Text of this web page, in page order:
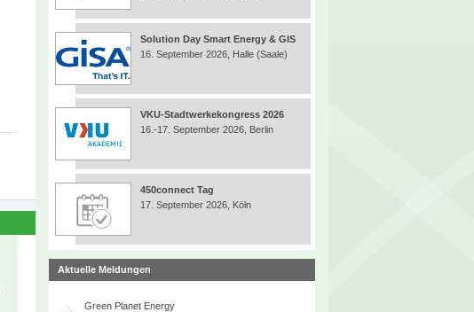
Solution Day Smart Energy & GIS
16. September 2026, Halle (Saale)
VKU-Stadtwerkekongress 2026
16.-17. September 2026, Berlin
450connect Tag
17. September 2026, Köln
Aktuelle Meldungen
Green Planet Energy